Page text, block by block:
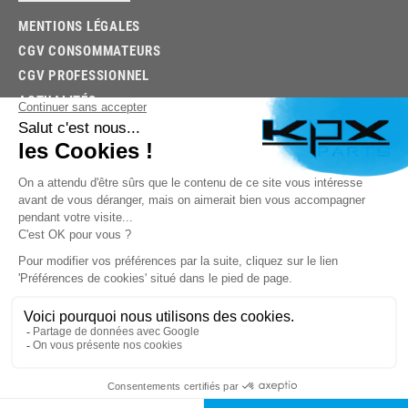
03.85.32.96.74
© 2026 -KPX PARTS- SITE CRÉÉ PARLET'S CLIC
MENTIONS LÉGALES
CGV CONSOMMATEURS
CGV PROFESSIONNEL
ACTUALITÉS
TROUVEZ LA BONNE PIÈCE RAPIDEMENT